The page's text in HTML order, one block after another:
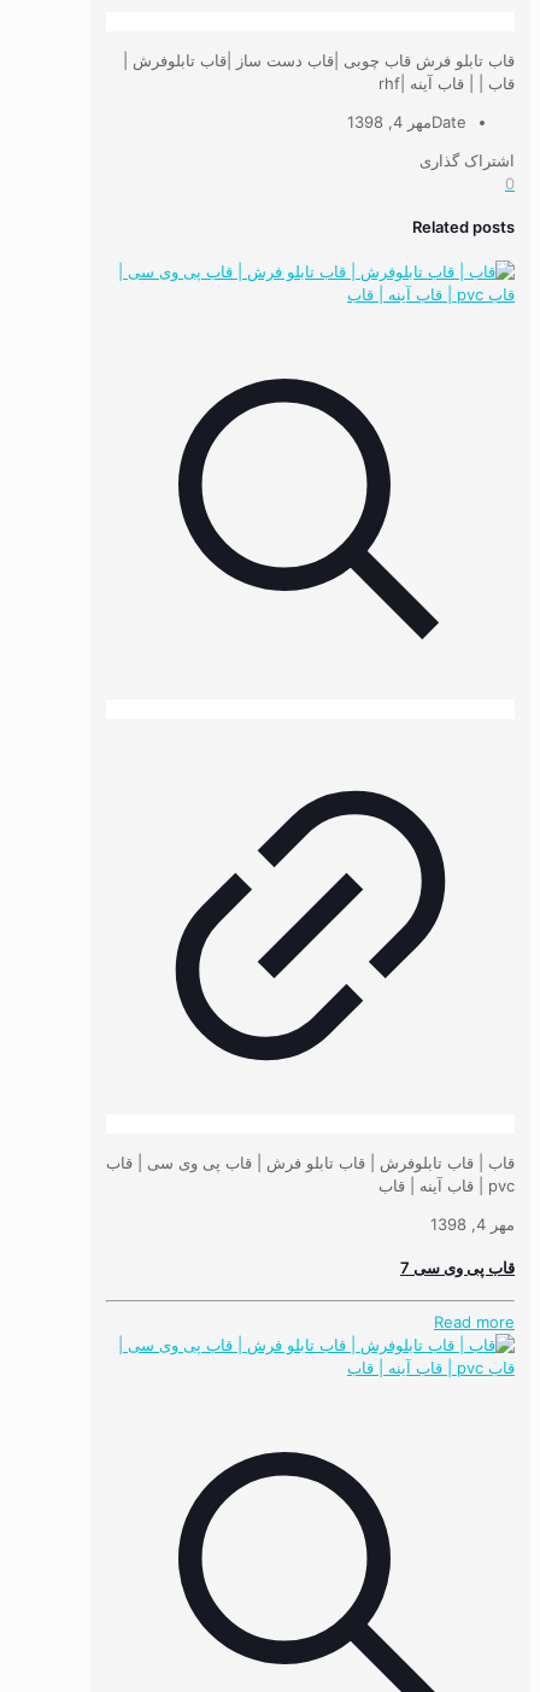
قاب تابلو فرش قاب چوبی |قاب دست ساز |قاب تابلوفرش |
قاب | | قاب آینه |rhf
Dateمهر 4, 1398
اشتراک گذاری
0
Related posts
قاب | قاب تابلوفرش | قاب تابلو فرش | قاب پی وی سی | قاب
pvc | قاب آینه | قاب
مهر 4, 1398
قاب پی وی سی 7
Read more